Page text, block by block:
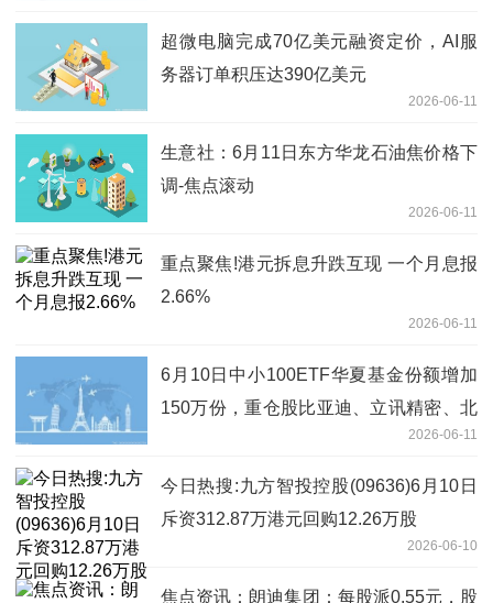
超微电脑完成70亿美元融资定价，AI服
务器订单积压达390亿美元
2026-06-11
生意社：6月11日东方华龙石油焦价格下
调-焦点滚动
2026-06-11
重点聚焦!港元拆息升跌互现 一个月息报
2.66%
2026-06-11
6月10日中小100ETF华夏基金份额增加
150万份，重仓股比亚迪、立讯精密、北
2026-06-11
今日热搜:九方智投控股(09636)6月10日
斥资312.87万港元回购12.26万股
2026-06-10
焦点资讯：朗迪集团：每股派0.55元，股